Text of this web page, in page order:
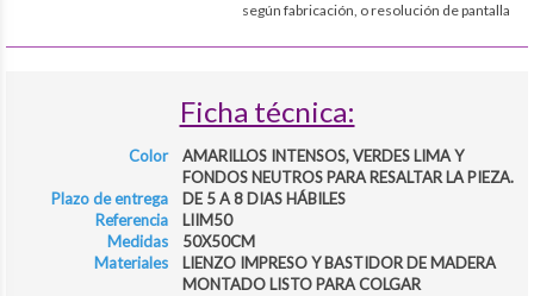
según fabricación, o resolución de pantalla
Ficha técnica:
Color
AMARILLOS INTENSOS, VERDES LIMA Y
FONDOS NEUTROS PARA RESALTAR LA PIEZA.
Plazo de entrega
DE 5 A 8 DIAS HÁBILES
Referencia
LIIM50
Medidas
50X50CM
Materiales
LIENZO IMPRESO Y BASTIDOR DE MADERA
MONTADO LISTO PARA COLGAR